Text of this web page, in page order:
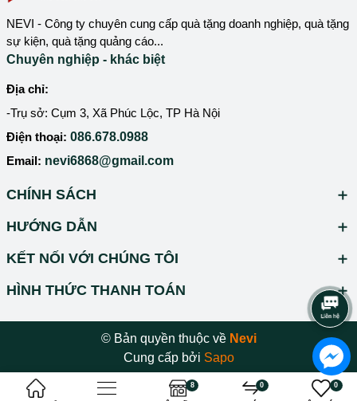
NEVI - Công ty chuyên cung cấp quà tặng doanh nghiệp, quà tặng
sự kiện, quà tặng quảng cáo...
Chuyên nghiệp - khác biệt
Địa chỉ:
-Trụ sở: Cụm 3, Xã Phúc Lộc, TP Hà Nội
Điện thoại: 086.678.0988
Email: nevi6868@gmail.com
CHÍNH SÁCH
HƯỚNG DẪN
KẾT NỐI VỚI CHÚNG TÔI
HÌNH THỨC THANH TOÁN
© Bản quyền thuộc về Nevi
Cung cấp bởi Sapo
8 0 0